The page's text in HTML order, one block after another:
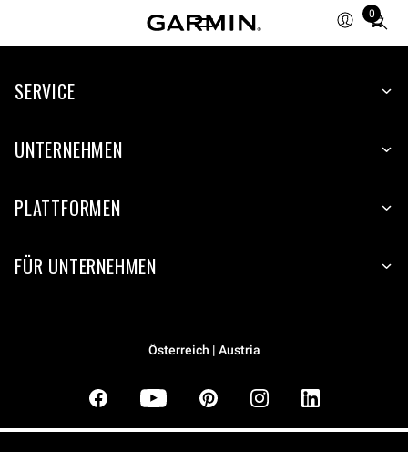
0
Total
items
cart:
SERVICE
UNTERNEHMEN
PLATTFORMEN
FÜR UNTERNEHMEN
Österreich | Austria